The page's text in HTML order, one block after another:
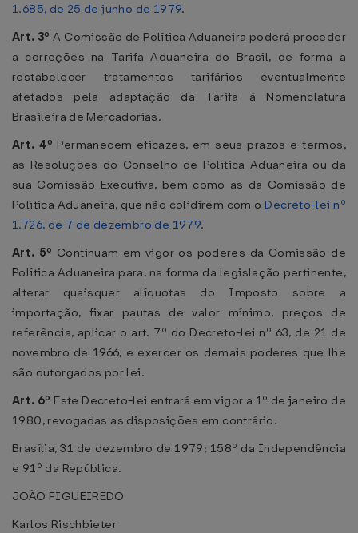
1.685, de 25 de junho de 1979.
Art. 3ºA Comissão de Política Aduaneira poderá proceder
a correções na Tarifa Aduaneira do Brasil, de forma a
restabelecer tratamentos tarifários eventualmente
afetados pela adaptação da Tarifa à Nomenclatura
Brasileira de Mercadorias.
Art. 4º Permanecem eficazes, em seus prazos e termos,
as Resoluções do Conselho de Política Aduaneira ou da
sua Comissão Executiva, bem como as da Comissão de
Política Aduaneira, que não colidirem com o Decreto-lei nº
1.726, de 7 de dezembro de 1979.
Art. 5º Continuam em vigor os poderes da Comissão de
Política Aduaneira para, na forma da legislação pertinente,
alterar quaisquer alíquotas do Imposto sobre a
importação, fixar pautas de valor mínimo, preços de
referência, aplicar o art. 7º do Decreto-lei nº 63, de 21 de
novembro de 1966, e exercer os demais poderes que lhe
são outorgados por lei.
Art. 6º Este Decreto-lei entrará em vigor a 1º de janeiro de
1980, revogadas as disposições em contrário.
Brasília, 31 de dezembro de 1979; 158º da Independência
e 91º da República.
JOÃO FIGUEIREDO
Karlos Rischbieter